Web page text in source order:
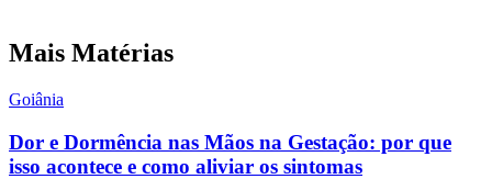
Mais Matérias
Goiânia
Dor e Dormência nas Mãos na Gestação: por que
isso acontece e como aliviar os sintomas